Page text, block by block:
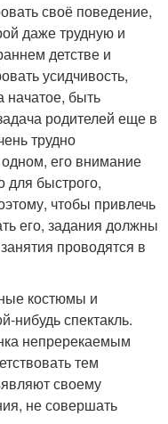
своё поведение,
даже трудную и
детстве и
усидчивость,
начатое, быть
родителей еще в
трудно
одном, его внимание
для быстрого,
чтобы привлечь
его, задания должны
проводятся в
костюмы и
нибудь спектакль.
непререкаемым
тем
своему
не совершать